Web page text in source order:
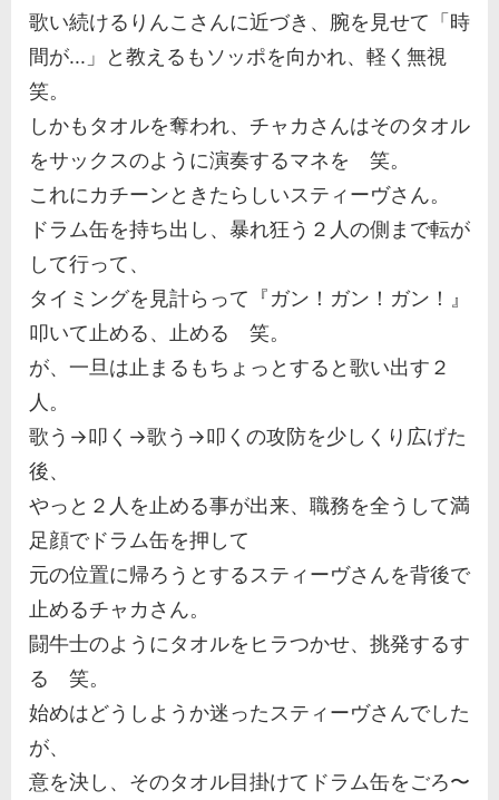
歌い続けるりんこさんに近づき、腕を見せて「時
間が...」と教えるもソッポを向かれ、軽く無視
笑。
しかもタオルを奪われ、チャカさんはそのタオル
をサックスのように演奏するマネを 笑。
これにカチーンときたらしいスティーヴさん。
ドラム缶を持ち出し、暴れ狂う２人の側まで転が
して行って、
タイミングを見計らって『ガン！ガン！ガン！』
叩いて止める、止める 笑。
が、一旦は止まるもちょっとすると歌い出す２
人。
歌う→叩く→歌う→叩くの攻防を少しくり広げた
後、
やっと２人を止める事が出来、職務を全うして満
足顔でドラム缶を押して
元の位置に帰ろうとするスティーヴさんを背後で
止めるチャカさん。
闘牛士のようにタオルをヒラつかせ、挑発するす
る 笑。
始めはどうしようか迷ったスティーヴさんでした
が、
意を決し、そのタオル目掛けてドラム缶をごろ〜